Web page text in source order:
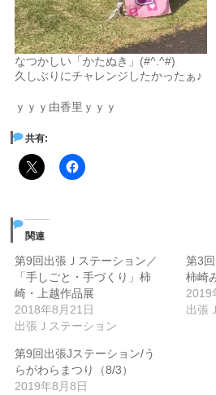
なつかしい「かたぬき」(#^.^#)
久しぶりにチャレンジしたかったぁ♪
ｙｙｙ由香里ｙｙｙ
共有:
関連
第9回出張Ｊステーション／
「手しごと・手づくり」柿
崎・上越作品展
2018年8月21日
出張Ｊステーション
第3
柿崎
2019
出張
第9回出張Jステーション/う
らがわらまつり（8/3）
2019年8月8日